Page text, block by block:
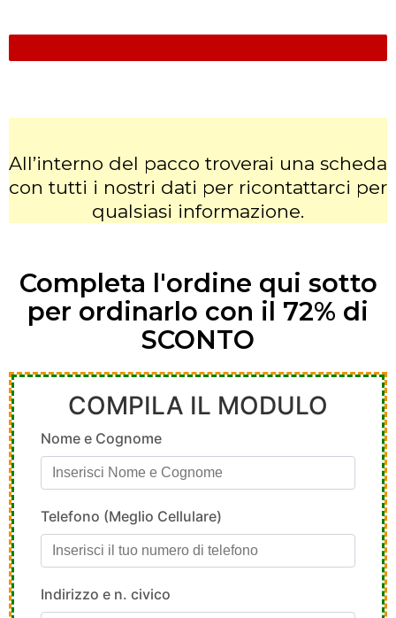
All’interno del pacco troverai una scheda
con tutti i nostri dati per ricontattarci per
qualsiasi informazione.
Completa l'ordine qui sotto
per ordinarlo con il 72% di
SCONTO